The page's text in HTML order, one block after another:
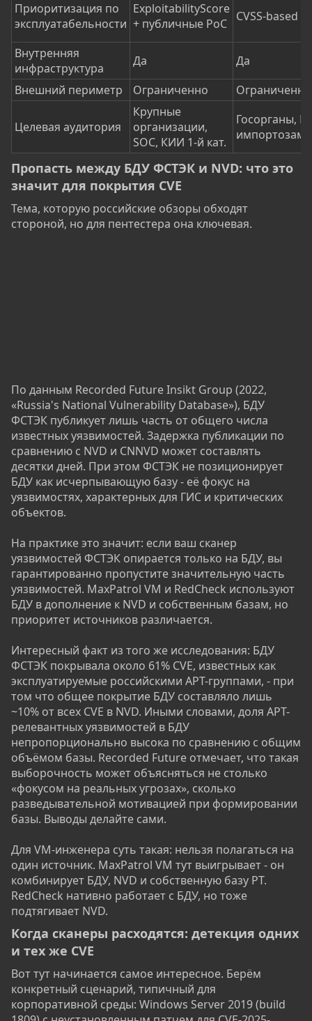
Приоритизация по
эксплуатабельности
ExploitabilityScore
+ публичные PoC
CVSS-based
Внутренняя
инфраструктура
Да
Да
Внешний периметр
Ограниченно Ограниченно
Целевая аудитория
Крупные
организации,
SOC, КИИ 1-й кат.
Госорганы,
Пропасть между БДУ ФСТЭК и NVD: что это
значит для покрытия CVE​
Тема, которую российские обзоры обходят
стороной, но для пентестера она ключевая.
По данным Recorded Future Insikt Group (2022,
«Russia's National Vulnerability Database»), БДУ
ФСТЭК публикует лишь часть от общего числа
известных уязвимостей. Задержка публикации по
сравнению с NVD и CNNVD может составлять
десятки дней. При этом ФСТЭК не позиционирует
БДУ как исчерпывающую базу - её фокус на
уязвимостях, характерных для ГИС и критических
объектов.
На практике это значит: если ваш сканер
уязвимостей ФСТЭК опирается только на БДУ, вы
гарантированно пропустите значительную часть
уязвимостей. MaxPatrol VM и RedCheck используют
БДУ в дополнение к NVD и собственным базам, но
приоритет источников различается.
Интересный факт из того же исследования: БДУ
ФСТЭК покрывала около 61% CVE, известных как
эксплуатируемые российскими APT-группами, - при
том что общее покрытие БДУ составляло лишь
~10% от всех CVE в NVD. Иными словами, доля APT-
релевантных уязвимостей в БДУ
непропорционально высока по сравнению с общим
объёмом базы. Recorded Future отмечает, что такая
выборочность может объясняться не столько
«фокусом на реальных угрозах», сколько
разведывательной мотивацией при формировании
базы. Выводы делайте сами.
Для VM-инженера суть такая: нельзя полагаться на
один источник. MaxPatrol VM тут выигрывает - он
комбинирует БДУ, NVD и собственную базу PT.
RedCheck нативно работает с БДУ, но тоже
подтягивает NVD.
Когда сканеры расходятся: детекция одних
и тех же CVE​
Вот тут начинается самое интересное. Берём
конкретный сценарий, типичный для
корпоративной среды: Windows Server 2019 (build